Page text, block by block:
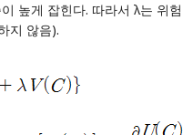
높게 잡힌다. 따라서 λ는 위
지 않음).